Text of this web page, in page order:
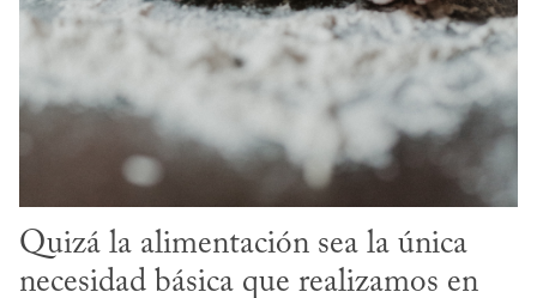
Quizá la alimentación sea la única
necesidad básica que realizamos en